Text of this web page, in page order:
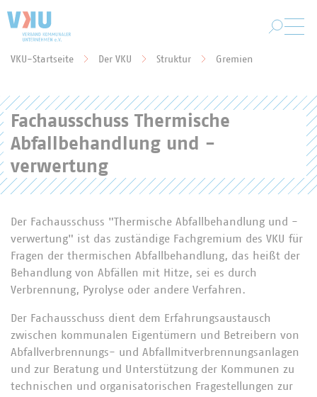
VKU-Startseite Der VKU Struktur Gremien
Fachausschuss Thermische
Abfallbehandlung und -
verwertung
Der Fachausschuss "Thermische Abfallbehandlung und -
verwertung" ist das zuständige Fachgremium des VKU für
Fragen der thermischen Abfallbehandlung, das heißt der
Behandlung von Abfällen mit Hitze, sei es durch
Verbrennung, Pyrolyse oder andere Verfahren.
Der Fachausschuss dient dem Erfahrungsaustausch
zwischen kommunalen Eigentümern und Betreibern von
Abfallverbrennungs- und Abfallmitverbrennungsanlagen
und zur Beratung und Unterstützung der Kommunen zu
technischen und organisatorischen Fragestellungen zur